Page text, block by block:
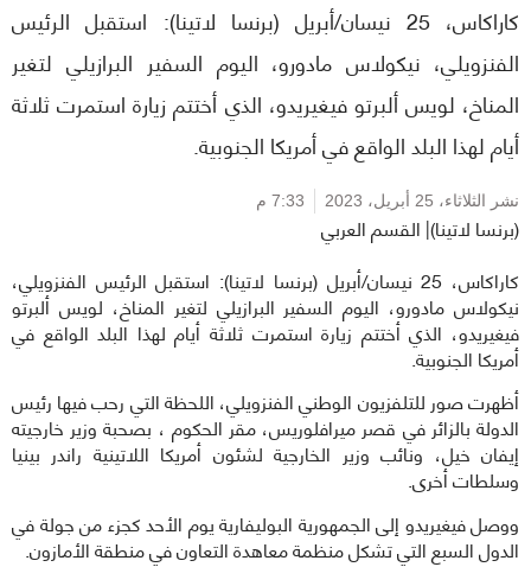
كاراكاس، 25 نيسان/أبريل (برنسا لاتينا): استقبل الرئيس
الفنزويلي، نيكولاس مادورو، اليوم السفير البرازيلي لتغير
المناخ، لويس ألبرتو فيغيريدو، الذي أختتم زيارة استمرت ثلاثة
أيام لهذا البلد الواقع في أمريكا الجنوبية.
نشر الثلاثاء، 25 أبريل، 2023 7:33 م
(برنسا لاتينا)| القسم العربي
كاراكاس، 25 نيسان/أبريل (برنسا لاتينا): استقبل الرئيس الفنزويلي،
نيكولاس مادورو، اليوم السفير البرازيلي لتغير المناخ، لويس ألبرتو
فيغيريدو، الذي أختتم زيارة استمرت ثلاثة أيام لهذا البلد الواقع في
أمريكا الجنوبية.
أظهرت صور للتلفزيون الوطني الفنزويلي، اللحظة التي رحب فيها رئيس
الدولة بالزائر في قصر ميرافلوريس، مقر الحكوم ، بصحبة وزير خارجيته
إيفان خيل، ونائب وزير الخارجية لشئون أمريكا اللاتينية راندر بينيا
وسلطات أخرى.
ووصل فيغيريدو إلى الجمهورية البوليفارية يوم الأحد كجزء من جولة في
الدول السبع التي تشكل منظمة معاهدة التعاون في منطقة الأمازون.